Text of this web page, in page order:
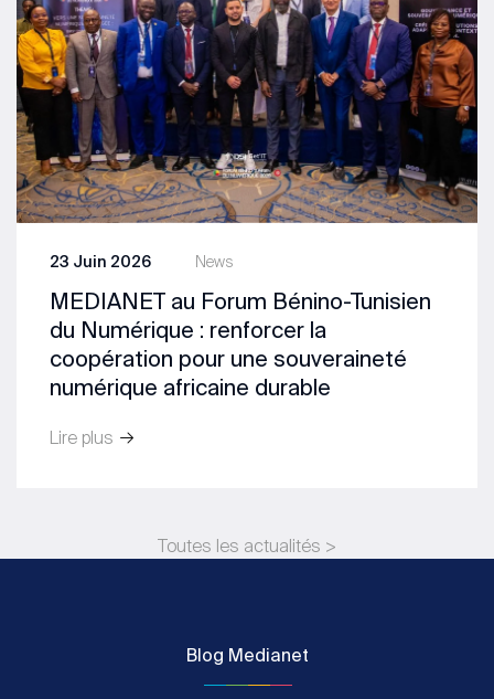
News
23 Juin 2026
MEDIANET au Forum Bénino-Tunisien
du Numérique : renforcer la
coopération pour une souveraineté
numérique africaine durable
Lire plus
Toutes les actualités >
Blog Medianet